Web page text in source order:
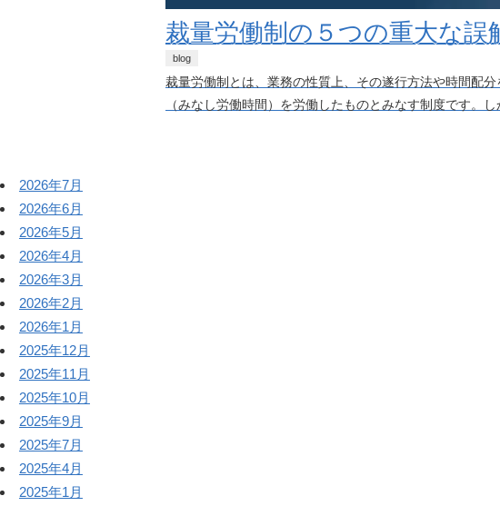
裁量労働制の５つの重大な誤
blog
裁量労働制とは、業務の性質上、その遂行方法や時間配
（みなし労働時間）を労働したものとみなす制度です。し
2026年7月
2026年6月
2026年5月
2026年4月
2026年3月
2026年2月
2026年1月
2025年12月
2025年11月
2025年10月
2025年9月
2025年7月
2025年4月
2025年1月